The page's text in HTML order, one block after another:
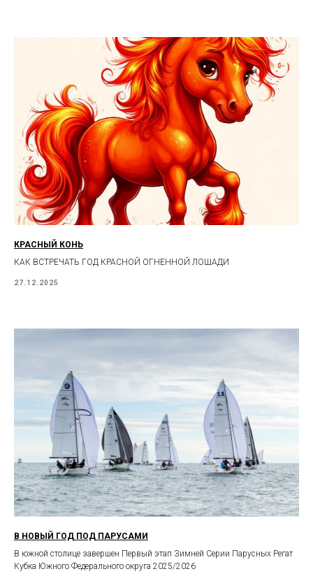
КРАСНЫЙ КОНЬ
КАК ВСТРЕЧАТЬ ГОД КРАСНОЙ ОГНЕННОЙ ЛОШАДИ
27.12.2025
В НОВЫЙ ГОД ПОД ПАРУСАМИ
В южной столице завершен Первый этап Зимней Серии Парусных Регат
Кубка Южного Федерального округа 2025/2026